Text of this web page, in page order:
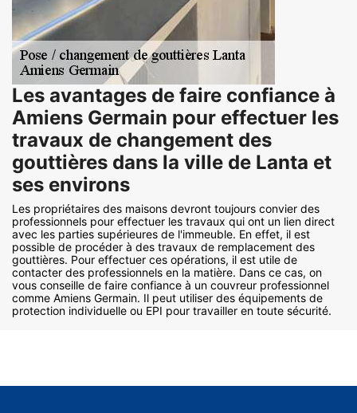
Les avantages de faire confiance à
Amiens Germain pour effectuer les
travaux de changement des
gouttières dans la ville de Lanta et
ses environs
Les propriétaires des maisons devront toujours convier des
professionnels pour effectuer les travaux qui ont un lien direct
avec les parties supérieures de l'immeuble. En effet, il est
possible de procéder à des travaux de remplacement des
gouttières. Pour effectuer ces opérations, il est utile de
contacter des professionnels en la matière. Dans ce cas, on
vous conseille de faire confiance à un couvreur professionnel
comme Amiens Germain. Il peut utiliser des équipements de
protection individuelle ou EPI pour travailler en toute sécurité.